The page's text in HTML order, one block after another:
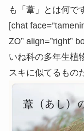
も「葦」とは何で
[chat
ZO” align=”right”
いね科の多年生植
スキに似てるもの